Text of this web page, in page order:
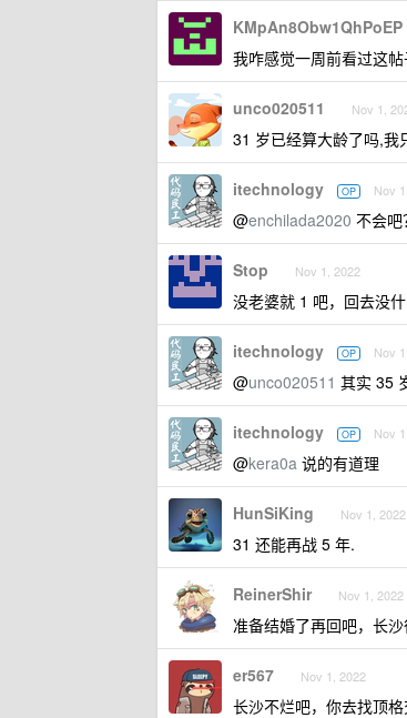
KMpAn8Obw1QhPoEP
我咋感觉一周前看过这帖
unco020511 Nov 1,
31 岁已经算大龄了吗,我
itechnology OP Nov
@enchilada2020 不会吧
Stop Nov 1, 2022
没老婆就 1 吧，回去没什
itechnology OP Nov
@unco020511 其实 35
itechnology OP Nov
@kera0a 说的有道理
HunSiKing Nov 1, 2022
31 还能再战 5 年.
ReinerShir Nov 1, 2022
准备结婚了再回吧，长
er567 Nov 1, 2022
长沙不烂吧，你去找顶